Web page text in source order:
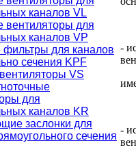
каналов VL
вентиляторы для
каналов VP
фильтры для каналов
сечения KPF
VS
для
каналов KR
заслонки для
сечения
-
-